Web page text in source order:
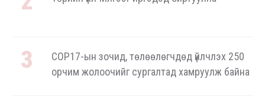
COP17-ын зочид, төлөөлөгчдөд үйлчлэх 250
орчим жолоочийг сургалтад хамруулж байна